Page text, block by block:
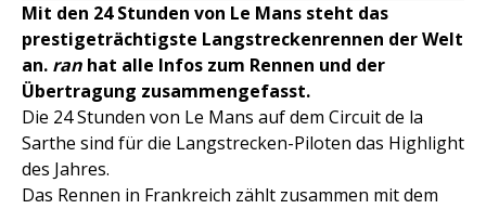
Mit den 24 Stunden von Le Mans steht das
prestigeträchtigste Langstreckenrennen der Welt
an. ran hat alle Infos zum Rennen und der
Übertragung zusammengefasst.
Die 24 Stunden von Le Mans auf dem Circuit de la
Sarthe sind für die Langstrecken-Piloten das Highlight
des Jahres.
Das Rennen in Frankreich zählt zusammen mit dem